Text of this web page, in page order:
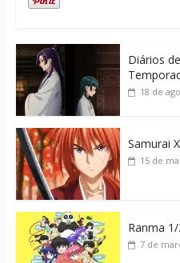
Diários
18 de
Samurai
15 de
Ranma
7 de